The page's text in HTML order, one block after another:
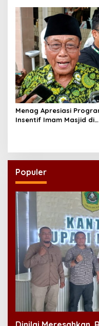
Menag Apresiasi
Insentif Imam Masjid di
Populer